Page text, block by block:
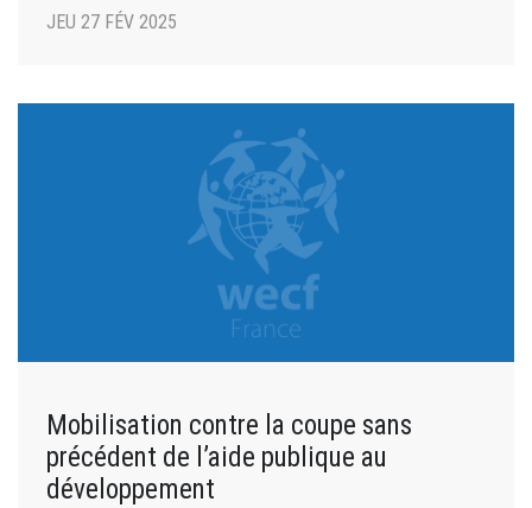
JEU 27 FÉV 2025
Mobilisation contre la coupe sans
précédent de l’aide publique au
développement